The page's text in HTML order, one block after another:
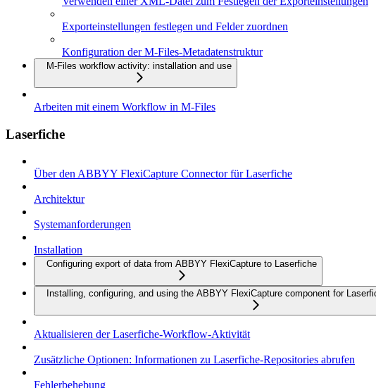
Exporteinstellungen festlegen und Felder zuordnen
Konfiguration der M-Files-Metadatenstruktur
M-Files workflow activity: installation and use
Arbeiten mit einem Workflow in M-Files
Laserfiche
Über den ABBYY FlexiCapture Connector für Laserfiche
Architektur
Systemanforderungen
Installation
Configuring export of data from ABBYY FlexiCapture to Laserfiche
Installing, configuring, and using the ABBYY FlexiCapture component for
Aktualisieren der Laserfiche-Workflow-Aktivität
Zusätzliche Optionen: Informationen zu Laserfiche-Repositories abrufen
Fehlerbehebung